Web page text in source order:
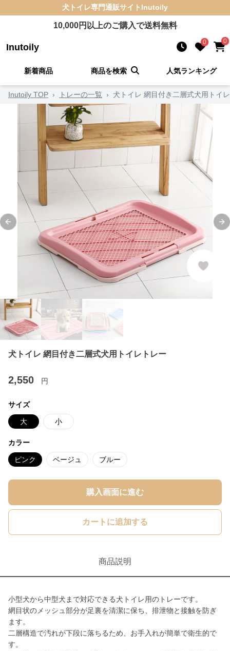
犬トイレ専門通販サイト Inutoily
10,000円以上のご購入で送料無料
Inutoily 0 0
新着商品 商品を検索 人気ランキング
Inutoily TOP › トレーの一覧 › 犬トイレ 網目付き二層式犬用トイ
Previous slide
犬トイレ 網目付き二層式犬用トイレトレー
2,550 円
サイズ
大 小
カラー
ピンク ベージュ ブルー
購入画面に進む
カートに追加する
商品説明
小型犬から中型犬まで対応できる犬トイレ用のトレーです。
網目状のメッシュ部分が足裏を清潔に保ち、排泄物と接触を防ぎ
ます。
二層構造で汚れが下段に落ちるため、お手入れが簡単で衛生的で
す。